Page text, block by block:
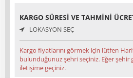
KARGO SÜRESI VE TAHMINI
LOKASYON SEÇ
Kargo fiyatlarını görmek için lütfen
bulunduğunuz şehri seçiniz. Eğer
iletişime geçiniz.